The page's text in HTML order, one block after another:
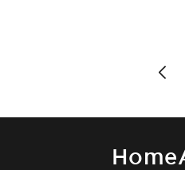
то качество выше